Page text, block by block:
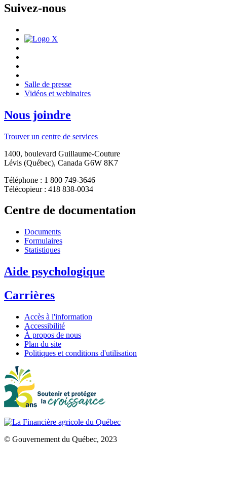
Suivez-nous
Salle de presse
Vidéos et webinaires
Nous joindre
Trouver un centre de services
1400, boulevard Guillaume-Couture
Lévis (Québec), Canada G6W 8K7
Téléphone : 1 800 749-3646
Télécopieur : 418 838-0034
Centre de documentation
Documents
Formulaires
Statistiques
Aide psychologique
Carrières
Accès à l'information
Accessibilité
À propos de nous
Plan du site
Politiques et conditions d'utilisation
© Gouvernement du Québec, 2023